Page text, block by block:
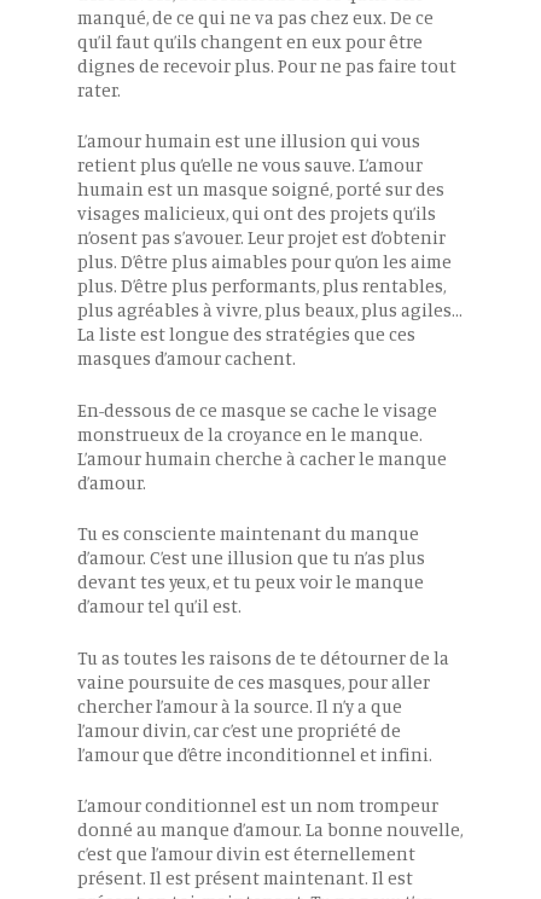
manqué, de ce qui ne va pas chez eux. De ce
qu’il faut qu’ils changent en eux pour être
dignes de recevoir plus. Pour ne pas faire tout
rater.
L’amour humain est une illusion qui vous
retient plus qu’elle ne vous sauve. L’amour
humain est un masque soigné, porté sur des
visages malicieux, qui ont des projets qu’ils
n’osent pas s’avouer. Leur projet est d’obtenir
plus. D’être plus aimables pour qu’on les aime
plus. D’être plus performants, plus rentables,
plus agréables à vivre, plus beaux, plus agiles…
La liste est longue des stratégies que ces
masques d’amour cachent.
En-dessous de ce masque se cache le visage
monstrueux de la croyance en le manque.
L’amour humain cherche à cacher le manque
d’amour.
Tu es consciente maintenant du manque
d’amour. C’est une illusion que tu n’as plus
devant tes yeux, et tu peux voir le manque
d’amour tel qu’il est.
Tu as toutes les raisons de te détourner de la
vaine poursuite de ces masques, pour aller
chercher l’amour à la source. Il n’y a que
l’amour divin, car c’est une propriété de
l’amour que d’être inconditionnel et infini.
L’amour conditionnel est un nom trompeur
donné au manque d’amour. La bonne nouvelle,
c’est que l’amour divin est éternellement
présent. Il est présent maintenant. Il est